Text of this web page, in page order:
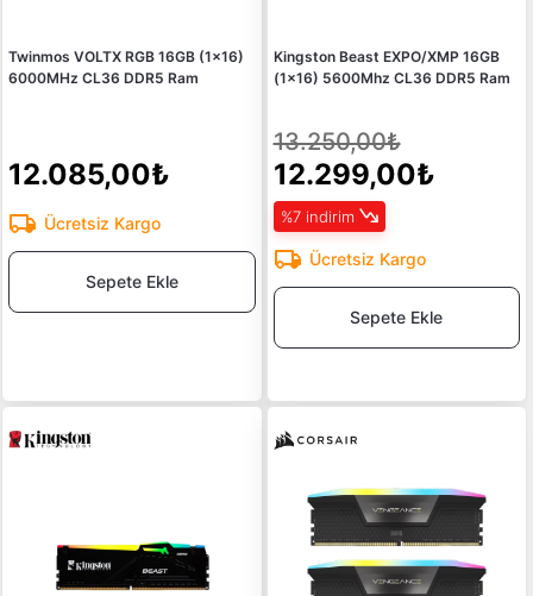
Twinmos VOLTX RGB 16GB (1x16)
6000MHz CL36 DDR5 Ram
12.085,00₺
Ücretsiz Kargo
Sepete Ekle
Kingston Beast EXPO/XMP 16GB
(1x16) 5600Mhz CL36 DDR5 Ram
13.250,00₺
12.299,00₺
%7 indirim
Ücretsiz Kargo
Sepete Ekle